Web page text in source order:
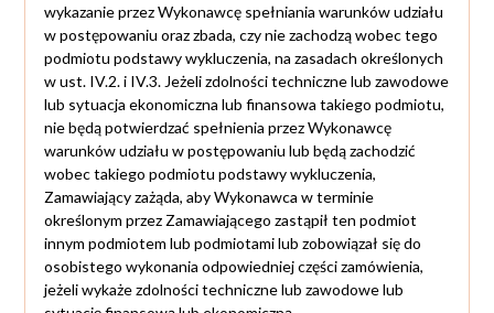
wykazanie przez Wykonawcę spełniania warunków udziału
w postępowaniu oraz zbada, czy nie zachodzą wobec tego
podmiotu podstawy wykluczenia, na zasadach określonych
w ust. IV.2. i IV.3. Jeżeli zdolności techniczne lub zawodowe
lub sytuacja ekonomiczna lub finansowa takiego podmiotu,
nie będą potwierdzać spełnienia przez Wykonawcę
warunków udziału w postępowaniu lub będą zachodzić
wobec takiego podmiotu podstawy wykluczenia,
Zamawiający zażąda, aby Wykonawca w terminie
określonym przez Zamawiającego zastąpił ten podmiot
innym podmiotem lub podmiotami lub zobowiązał się do
osobistego wykonania odpowiedniej części zamówienia,
jeżeli wykaże zdolności techniczne lub zawodowe lub